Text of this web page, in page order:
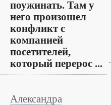
поужинать. Там у
него произошел
конфликт с
компанией
посетителей,
который перерос ...
Александра